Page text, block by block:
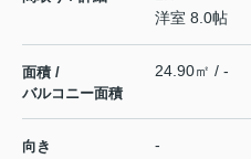
洋室 8.0帖
面積 /
バルコニー面積
24.90㎡ / -
向き -